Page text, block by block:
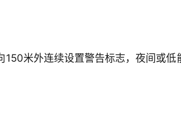
米外连续设置警告标志，夜间或